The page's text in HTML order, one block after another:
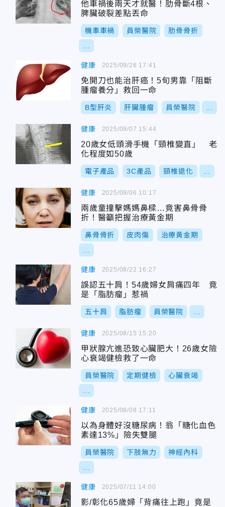
他車禍後兩天才就醫！肋骨斷4根、
脾臟破裂差點丟命
機車車禍 員榮醫院 肋骨骨折
健康
免開刀也能治肝癌！5旬男靠「阻斷
腫瘤養分」救回一命
B型肝炎 肝臟腫瘤 員榮醫院
2025/09/26 17:41
健康
20歲女低頭滑手機「頸椎變直」 老
化程度如50歲
電子產品 3C產品 頸椎退化
2025/09/07 15:44
健康
兩歲童撞擊媽媽鼻樑…竟害鼻骨骨
折！醫籲把握治療黃金期
鼻骨骨折 皮肉傷 治療黃金期
2025/09/06 10:17
健康
誤認五十肩！54歲婦女肩痛四年 竟
是「脂肪瘤」惹禍
五十肩 脂肪瘤 員榮醫院
2025/08/22 16:27
健康
甲狀腺亢進恐致心臟肥大！26歲女險
心衰竭健檢救了一命
員榮醫院 定期健檢 心臟衰竭
2025/08/15 15:20
健康
以為身體好沒糖尿病！翁「糖化血色
素達13%」險失雙腿
員榮醫院 下肢無力 神經內科
2025/08/08 17:11
健康
影/彰化65歲婦「背痛往上跑」竟是
2025/07/11 14:00